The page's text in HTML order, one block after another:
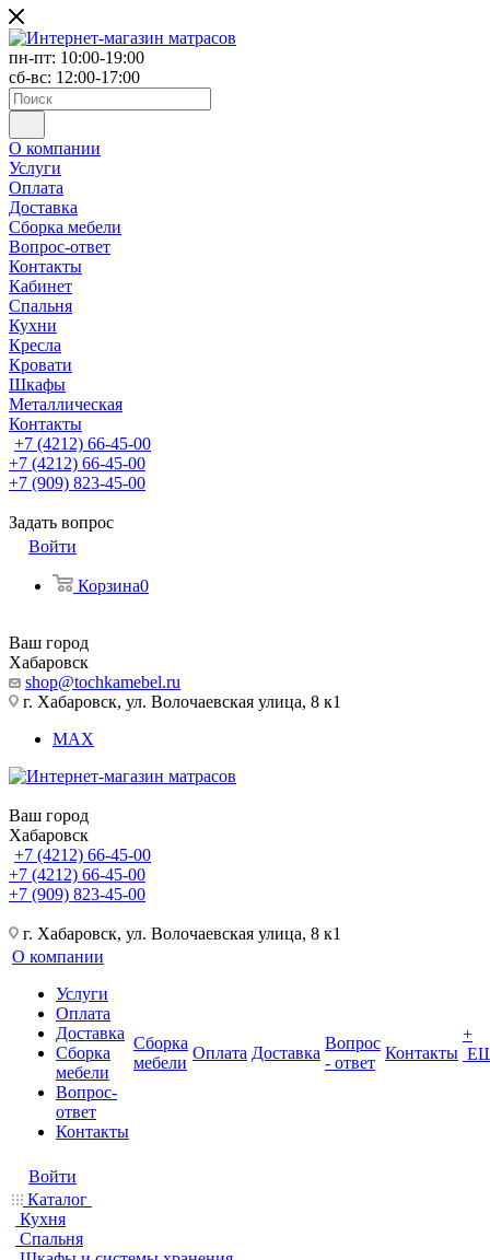
пн-пт: 10:00-19:00
сб-вс: 12:00-17:00
О компании
Услуги
Оплата
Доставка
Сборка мебели
Вопрос-ответ
Контакты
Кабинет
Спальня
Кухни
Кресла
Кровати
Шкафы
Металлическая
Контакты
+7 (4212) 66-45-00
+7 (4212) 66-45-00
+7 (909) 823-45-00
Задать вопрос
Войти
Корзина0
Ваш город
Хабаровск
shop@tochkamebel.ru
г. Хабаровск, ул. Волочаевская улица, 8 к1
MAX
Ваш город
Хабаровск
+7 (4212) 66-45-00
+7 (4212) 66-45-00
+7 (909) 823-45-00
г. Хабаровск, ул. Волочаевская улица, 8 к1
О компании
Услуги
Оплата
Доставка
Сборка
мебели
Вопрос-
ответ
Контакты
Сборка
мебели
Оплата Доставка
Вопрос
- ответ
Контакты
+
Войти
Каталог
Кухня
Спальня